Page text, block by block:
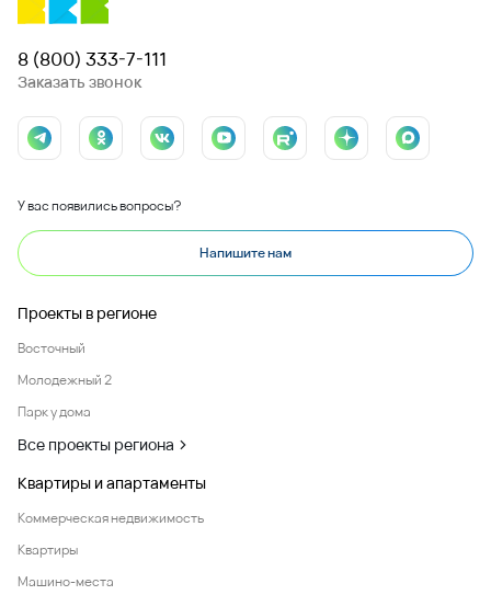
8 (800) 333-7-111
Заказать звонок
У вас появились вопросы?
Напишите нам
Проекты в регионе
Восточный
Молодежный 2
Парк у дома
Все проекты региона
Квартиры и апартаменты
Коммерческая недвижимость
Квартиры
Машино-места